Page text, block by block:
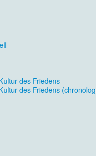
des Friedens
des Friedens